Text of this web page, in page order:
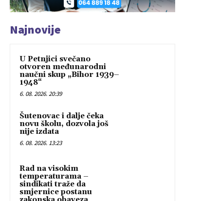
Najnovije
U Petnjici svečano
otvoren međunarodni
naučni skup „Bihor 1939–
1948“
6. 08. 2026. 20:39
Šutenovac i dalje čeka
novu školu, dozvola još
nije izdata
6. 08. 2026. 13:23
Rad na visokim
temperaturama –
sindikati traže da
smjernice postanu